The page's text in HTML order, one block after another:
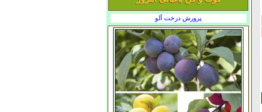
پرورش درخت آلو